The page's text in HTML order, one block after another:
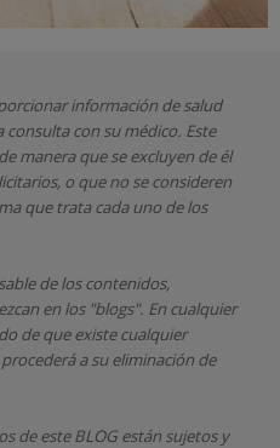
información de salud
con su médico. Este
manera que se excluyen de él
o que no se consideren
que trata cada uno de los
de los contenidos,
en los "blogs". En cualquier
de que existe cualquier
a su eliminación de
de este BLOG están sujetos y